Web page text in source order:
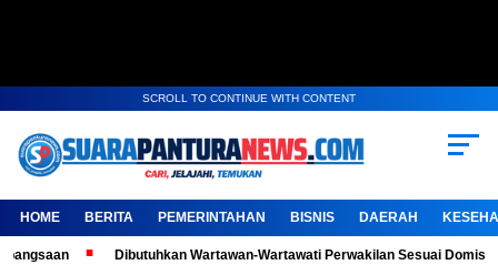
SCROLL TO CONTINUE WITH CONTENT
HOME BERITA PEMERINTAHAN BISNIS DAERAH
Dibutuhkan Wartawan-Wartawati Perwakilan Sesuai Domisili,